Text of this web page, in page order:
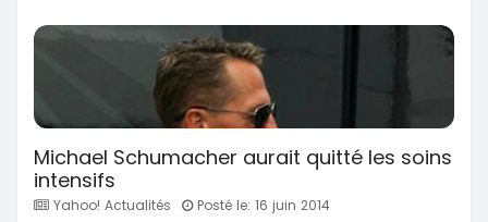
Michael Schumacher aurait quitté les soins
intensifs
Yahoo! Actualités Posté le: 16 juin 2014